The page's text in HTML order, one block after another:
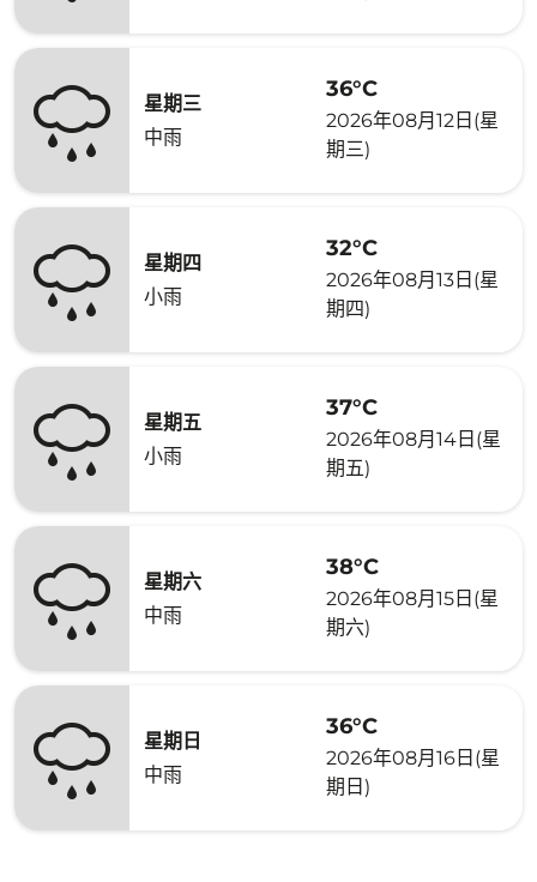
星期三
中雨
36°C
2026年08月12日(星
期三)
星期四
小雨
32°C
2026年08月13日(星
期四)
星期五
小雨
37°C
2026年08月14日(星
期五)
星期六
中雨
38°C
2026年08月15日(星
期六)
星期日
中雨
36°C
2026年08月16日(星
期日)